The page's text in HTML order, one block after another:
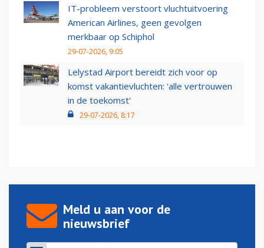
IT-probleem verstoort vluchtuitvoering
American Airlines, geen gevolgen
merkbaar op Schiphol
29-07-2026, 9:05
Lelystad Airport bereidt zich voor op
komst vakantievluchten: 'alle vertrouwen
in de toekomst'
29-07-2026, 8:17
Meld u aan voor de
nieuwsbrief